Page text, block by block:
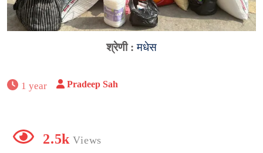
श्रेणी :मधेस
1 year Pradeep Sah
2.5k Views